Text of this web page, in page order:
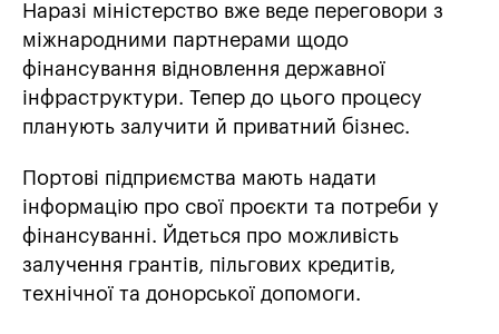
Наразі міністерство вже веде переговори з
міжнародними партнерами щодо
фінансування відновлення державної
інфраструктури. Тепер до цього процесу
планують залучити й приватний бізнес.
Портові підприємства мають надати
інформацію про свої проєкти та потреби у
фінансуванні. Йдеться про можливість
залучення грантів, пільгових кредитів,
технічної та донорської допомоги.